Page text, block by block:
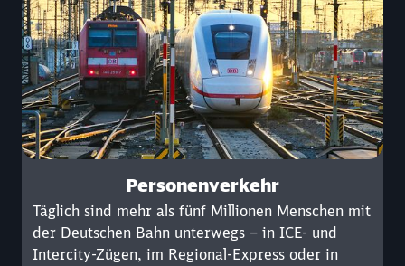
Personenverkehr
Täglich sind mehr als fünf Millionen Menschen mit
der Deutschen Bahn unterwegs – in ICE- und
Intercity-Zügen, im Regional-Express oder in